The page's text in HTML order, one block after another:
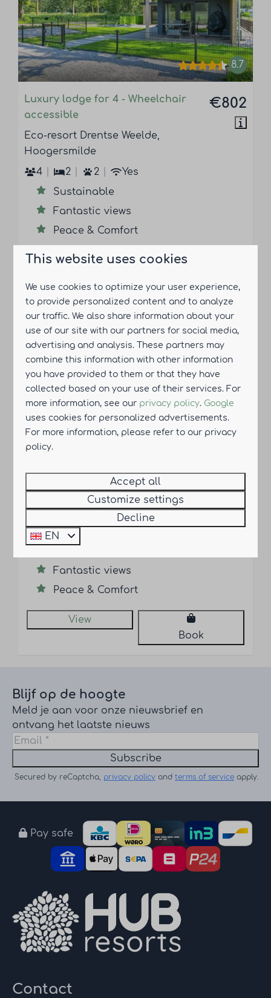
8.7
€802
Luxury lodge for 4 - Wheelchair
accessible
Eco-resort Drentse Weelde,
Hoogersmilde
4
2 2
Yes
Sustainable
Fantastic views
Peace & Comfort
View
HIGHLIGHTED - 4 nights and 588 days later
Luxury lodge for 4 with sauna
Eco-resort Drentse Weelde,
Hoogersmilde
4
2 No
Yes
Sauna
Fantastic views
Peace & Comfort
View
Book
Blijf op de hoogte
Meld je aan voor onze nieuwsbrief en
ontvang het laatste nieuws
Subscribe
Secured by reCaptcha, privacy policy and terms of service apply.
Pay safe
Contact
This website uses cookies
We use cookies to optimize your user experience,
to provide personalized content and to analyze
our traffic. We also share information about your
use of our site with our partners for social media,
advertising and analysis. These partners may
combine this information with other information
you have provided to them or that they have
collected based on your use of their services. For
more information, see our privacy policy. Google
uses cookies for personalized advertisements.
For more information, please refer to our privacy
policy.
Accept all
Customize settings
Decline
EN